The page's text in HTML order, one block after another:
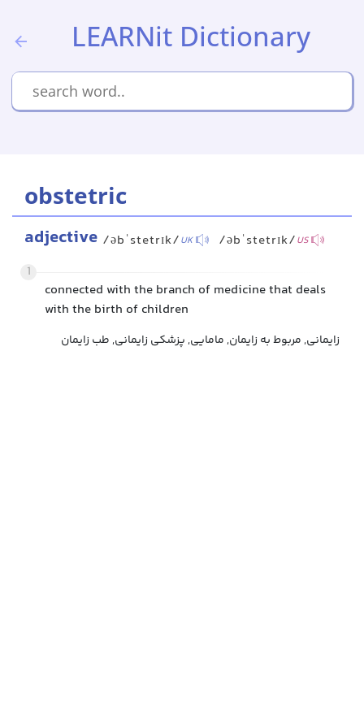
LEARNit Dictionary
obstetric
adjective /əbˈstetrɪk/UK /əbˈstetrɪk/US
1
connected with the branch of medicine that deals
with the birth of children
زایمانی, مربوط به زایمان, مامایی, پزشکی زایمانی, طب زایمان